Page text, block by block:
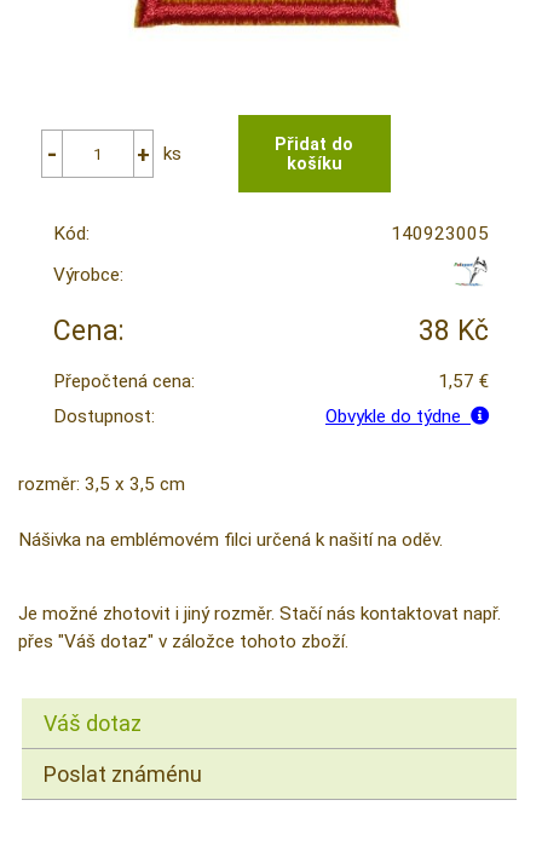
ks
Kód:
140923005
Výrobce:
Cena: 38 Kč
Přepočtená cena:
1,57 €
Dostupnost:
Obvykle do týdne
rozměr: 3,5 x 3,5 cm
Nášivka na emblémovém filci určená k našití na oděv.
Je možné zhotovit i jiný rozměr. Stačí nás kontaktovat např.
přes "Váš dotaz" v záložce tohoto zboží.
Váš dotaz
Poslat známénu